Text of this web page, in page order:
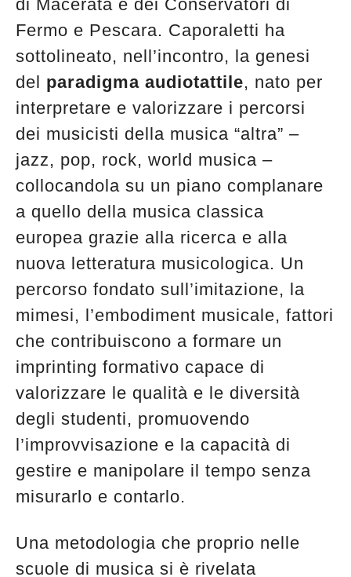
di Macerata e dei Conservatori di
Fermo e Pescara. Caporaletti ha
sottolineato, nell’incontro, la genesi
del paradigma audiotattile, nato per
interpretare e valorizzare i percorsi
dei musicisti della musica “altra” –
jazz, pop, rock, world musica –
collocandola su un piano complanare
a quello della musica classica
europea grazie alla ricerca e alla
nuova letteratura musicologica. Un
percorso fondato sull’imitazione, la
mimesi, l’embodiment musicale, fattori
che contribuiscono a formare un
imprinting formativo capace di
valorizzare le qualità e le diversità
degli studenti, promuovendo
l’improvvisazione e la capacità di
gestire e manipolare il tempo senza
misurarlo e contarlo.
Una metodologia che proprio nelle
scuole di musica si è rivelata